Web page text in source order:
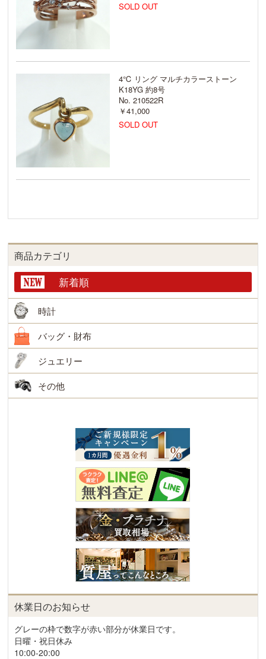
SOLD OUT
4℃ リング マルチカラーストーン
K18YG 約8号
No. 210522R
￥41,000
SOLD OUT
商品カテゴリ
新着順
時計
バッグ・財布
ジュエリー
その他
休業日のお知らせ
グレーの枠で数字が赤い部分が休業日です。
日曜・祝日休み
10:00-20:00